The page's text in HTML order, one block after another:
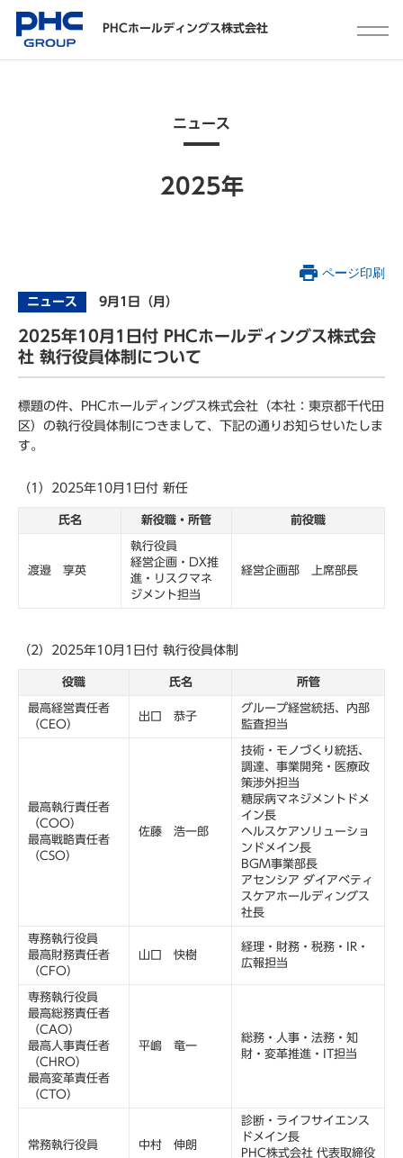
PHCホールディングス株式会社
ニュース
2025年
ページ印刷
ニュース 9月1日（月）
2025年10月1日付 PHCホールディングス株式会
社 執行役員体制について
標題の件、PHCホールディングス株式会社（本社：東京都千代田
区）の執行役員体制につきまして、下記の通りお知らせいたしま
す。
（1）2025年10月1日付 新任
氏名 新役職・所管 前役職
渡邉 享英
執行役員
経営企画・DX推
進・リスクマネ
ジメント担当
経営企画部 上席部長
（2）2025年10月1日付 執行役員体制
役職 氏名 所管
最高経営責任者
（CEO）
出口 恭子
グループ経営統括、内部
監査担当
最高執行責任者
（COO）
最高戦略責任者
（CSO）
佐藤 浩一郎
技術・モノづくり統括、
調達、事業開発・医療政
策渉外担当
糖尿病マネジメントドメ
イン長
ヘルスケアソリューショ
ンドメイン長
BGM事業部長
アセンシア ダイアベティ
スケアホールディングス
社長
専務執行役員
最高財務責任者
（CFO）
山口 快樹
経理・財務・税務・IR・
広報担当
専務執行役員
最高総務責任者
（CAO）
最高人事責任者
（CHRO）
最高変革責任者
（CTO）
平嶋 竜一
総務・人事・法務・知
財・変革推進・IT担当
常務執行役員 中村 伸朗
診断・ライフサイエンス
ドメイン長
PHC株式会社 代表取締役